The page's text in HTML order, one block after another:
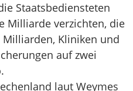
Staatsbediensteten
Milliarde verzichten, die
Milliarden, Kliniken und
auf zwei
laut Weymes